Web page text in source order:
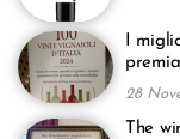
I
28
The